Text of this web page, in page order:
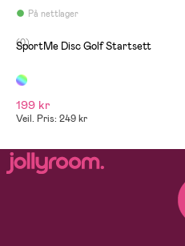
På nettlager
(0)
SportMe Disc Golf Startsett
199 kr
Veil. Pris: 249 kr